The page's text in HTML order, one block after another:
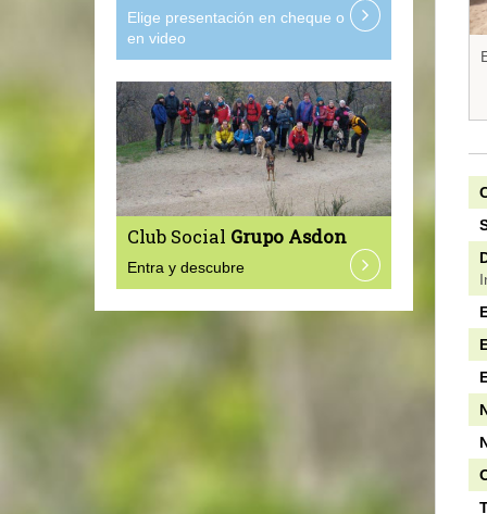
Elige presentación en cheque o
en video
Club Social Grupo Asdon
Entra y descubre